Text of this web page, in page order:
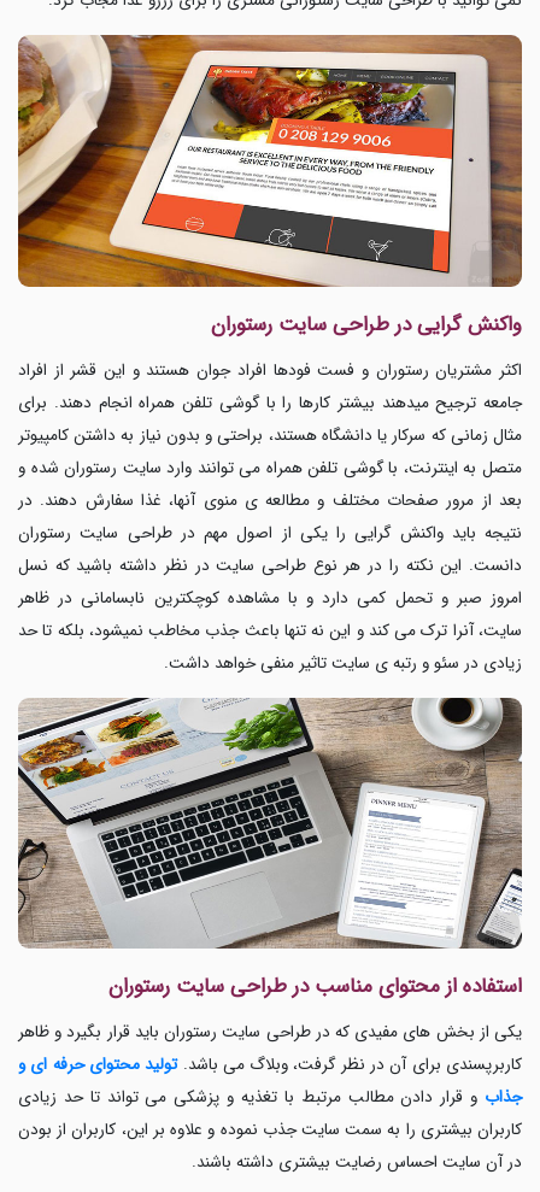
واکنش گرایی در طراحی سایت رستوران
اکثر مشتریان رستوران و فست فودها افراد جوان هستند و این قشر از افراد
جامعه ترجیح میدهند بیشتر کارها را با گوشی تلفن همراه انجام دهند. برای
مثال زمانی که سرکار یا دانشگاه هستند، براحتی و بدون نیاز به داشتن کامپیوتر
متصل به اینترنت، با گوشی تلفن همراه می توانند وارد سایت رستوران شده و
بعد از مرور صفحات مختلف و مطالعه ی منوی آنها، غذا سفارش دهند. در
نتیجه باید واکنش گرایی را یکی از اصول مهم در طراحی سایت رستوران
دانست. این نکته را در هر نوع طراحی سایت در نظر داشته باشید که نسل
امروز صبر و تحمل کمی دارد و با مشاهده کوچکترین نابسامانی در ظاهر
سایت، آنرا ترک می کند و این نه تنها باعث جذب مخاطب نمیشود، بلکه تا حد
زیادی در سئو و رتبه ی سایت تاثیر منفی خواهد داشت.
استفاده از محتوای مناسب در طراحی سایت رستوران
یکی از بخش های مفیدی که در طراحی سایت رستوران باید قرار بگیرد و ظاهر
کاربرپسندی برای آن در نظر گرفت، وبلاگ می باشد.تولید محتوای حرفه ای و
جذاب و قرار دادن مطالب مرتبط با تغذیه و پزشکی می تواند تا حد زیادی
کاربران بیشتری را به سمت سایت جذب نموده و علاوه بر این، کاربران از بودن
در آن سایت احساس رضایت بیشتری داشته باشند.